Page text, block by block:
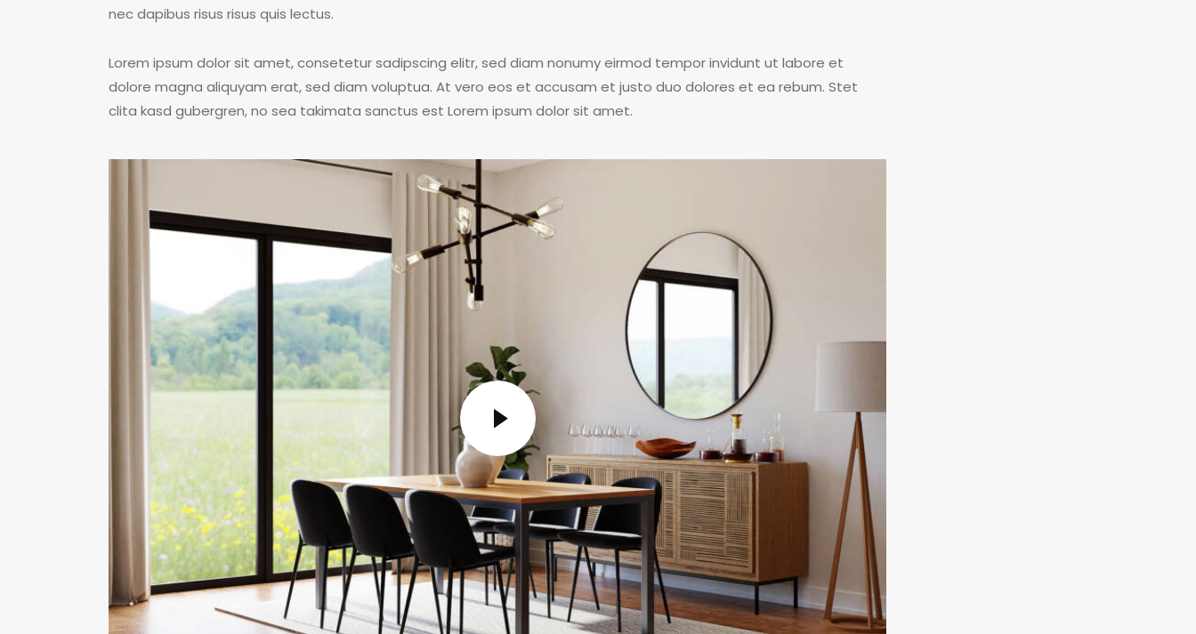
nec dapibus risus risus quis lectus.
Lorem ipsum dolor sit amet, consetetur sadipscing elitr, sed diam nonumy eirmod tempor invidunt ut labore et
dolore magna aliquyam erat, sed diam voluptua. At vero eos et accusam et justo duo dolores et ea rebum. Stet
clita kasd gubergren, no sea takimata sanctus est Lorem ipsum dolor sit amet.